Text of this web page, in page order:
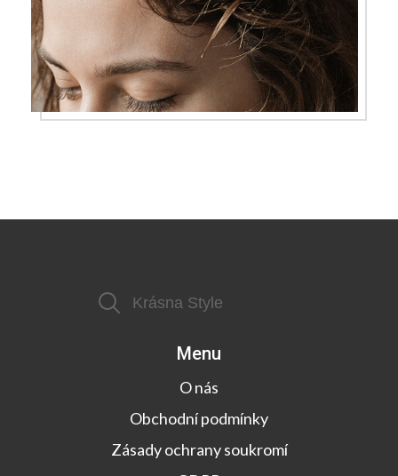
Menu
O nás
Obchodní podmínky
Zásady ochrany soukromí